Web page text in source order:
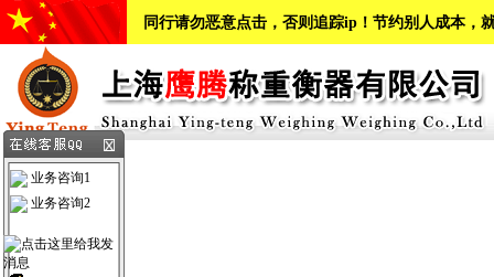
同行请勿恶意点击，否则追踪ip！节约别人成本，
业务咨询1
业务咨询2